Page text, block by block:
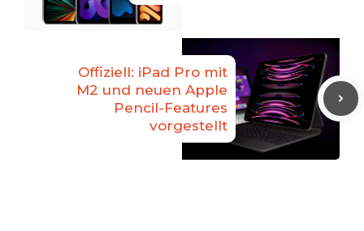
Offiziell: iPad Pro mit
M2 und neuen Apple
Pencil-Features
vorgestellt